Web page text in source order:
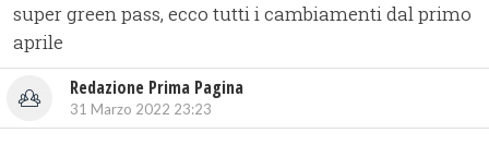
super green pass, ecco tutti i cambiamenti dal primo
aprile
Redazione Prima Pagina
31 Marzo 2022 23:23